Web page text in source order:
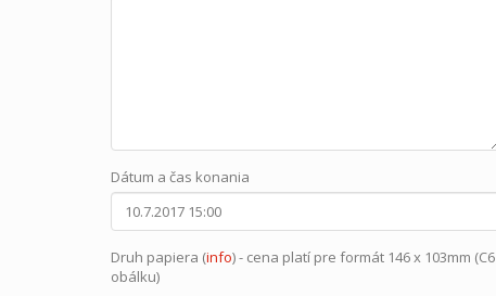
Dátum a čas konania
Druh papiera (info) - cena platí pre formát 146 x 103mm (C6
obálku)